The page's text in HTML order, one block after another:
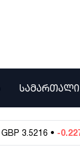
ᲡᲐᲛᲐᲠᲗᲐᲚᲘ
3.5216 • -0.227%